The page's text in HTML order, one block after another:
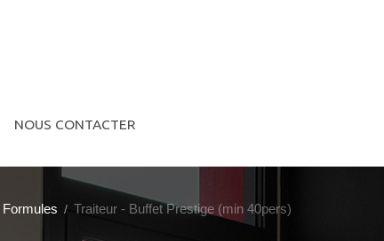
NOUS CONTACTER
/ Traiteur - Buffet Prestige (min 40pers)